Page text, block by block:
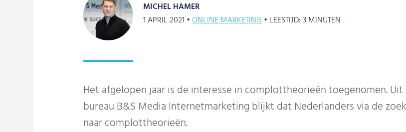
MICHEL HAMER
1 APRIL 2021 •ONLINE MARKETING• LEESTIJD:3MINUTEN
Het afgelopen jaar is de interesse in complottheorieën toegenomen.
bureau B&S Media Internetmarketing blijkt dat Nederlanders via de
naar complottheorieën.